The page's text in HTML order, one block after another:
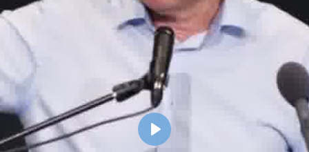
Spill